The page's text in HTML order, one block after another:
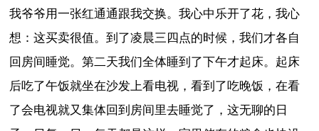
我爷爷用一张红通通跟我交换。我心中乐开了花，我心
想：这买卖很值。到了凌晨三四点的时候，我们才各自
回房间睡觉。第二天我们全体睡到了下午才起床。起床
后吃了午饭就坐在沙发上看电视，看到了吃晚饭，在看
了会电视就又集体回到房间里去睡觉了，这无聊的日